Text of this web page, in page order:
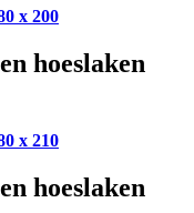
x 200
hoeslaken
x 210
hoeslaken